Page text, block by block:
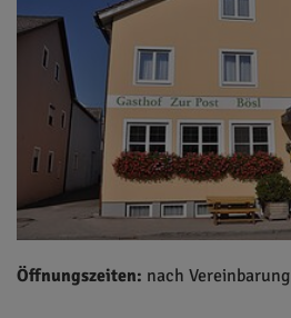
Öffnungszeiten: nach Vereinbarung